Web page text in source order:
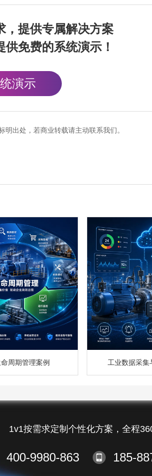
，提供专属解决方案
免费的系统演示！
演示
出处，若商业转载请主动联系我们。
周期管理案例 工业数据采集
1v1按需求定制个性化方案，全程
400-9980-863 185-